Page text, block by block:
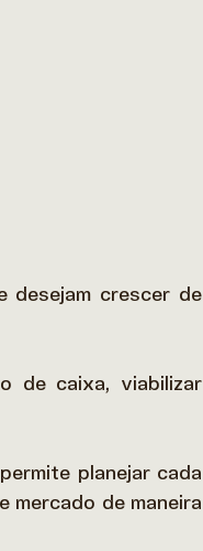
desejam crescer de
de caixa, viabilizar
planejar cada
mercado de maneira